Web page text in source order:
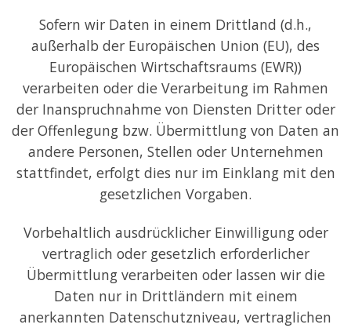
Sofern wir Daten in einem Drittland (d.h.,
außerhalb der Europäischen Union (EU), des
Europäischen Wirtschaftsraums (EWR))
verarbeiten oder die Verarbeitung im Rahmen
der Inanspruchnahme von Diensten Dritter oder
der Offenlegung bzw. Übermittlung von Daten an
andere Personen, Stellen oder Unternehmen
stattfindet, erfolgt dies nur im Einklang mit den
gesetzlichen Vorgaben.
Vorbehaltlich ausdrücklicher Einwilligung oder
vertraglich oder gesetzlich erforderlicher
Übermittlung verarbeiten oder lassen wir die
Daten nur in Drittländern mit einem
anerkannten Datenschutzniveau, vertraglichen